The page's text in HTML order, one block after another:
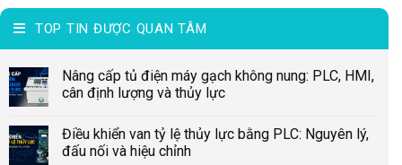
TOP TIN ĐƯỢC QUAN TÂM
Nâng cấp tủ điện máy gạch không nung: PLC, HMI,
cân định lượng và thủy lực
Điều khiển van tỷ lệ thủy lực bằng PLC: Nguyên lý,
đấu nối và hiệu chỉnh